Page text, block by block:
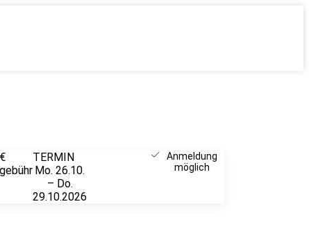
TERMIN
Mo. 26.10.
– Do.
29.10.2026
Anmeldung
möglich